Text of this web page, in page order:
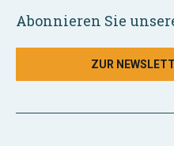
Abonnieren Sie
ZUR